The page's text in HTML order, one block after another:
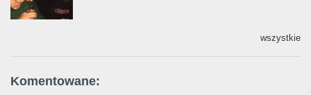
wszystkie
Komentowane: